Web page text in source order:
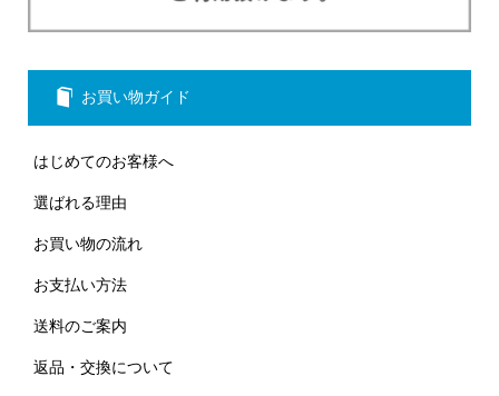
お買い物ガイド
はじめてのお客様へ
選ばれる理由
お買い物の流れ
お支払い方法
送料のご案内
返品・交換について